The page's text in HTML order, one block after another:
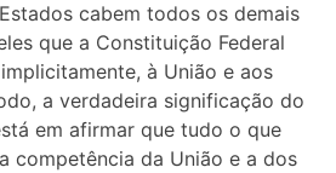
cabem todos os demais
que a Constituição Federal
à União e aos
a verdadeira significação do
em afirmar que tudo o que
competência da União e a dos